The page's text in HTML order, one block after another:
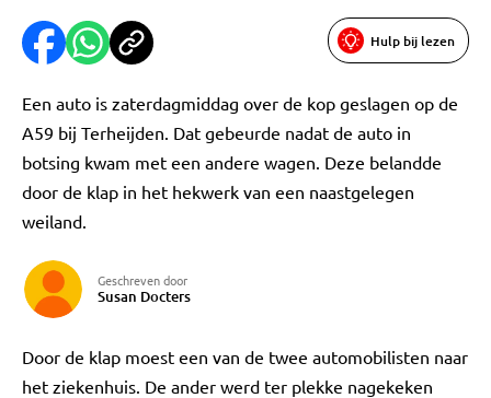
Hulp bij lezen
Een auto is zaterdagmiddag over de kop geslagen op de
A59 bij Terheijden. Dat gebeurde nadat de auto in
botsing kwam met een andere wagen. Deze belandde
door de klap in het hekwerk van een naastgelegen
weiland.
Geschreven door
Susan Docters
Door de klap moest een van de twee automobilisten naar
het ziekenhuis. De ander werd ter plekke nagekeken